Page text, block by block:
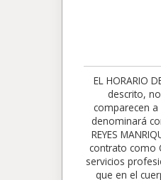
EL HORARIO DE INSTALACION Y ATENCION ES DE LUNES A VIERNES DE 9AM A 6PM *Los trabajos a realizar seran exclusivamente los descritos en este contrato, si no esta descrito, no esta considerado para fabricacion. Ni esta incluido. CONTRATO DE PRESTACIÓN DE SERVICIOS PROFESIONALES Este dia en HERMOSILLO, SONORA, MX, comparecen a celebrar contrato de prestación de servicios profesionales, por una parte el (la) CLIENTE descrito en el Anexo A, a quien para efectos de este contrato se le denominará como EL CLIENTE; y por la otra,ON TIME COCINAS SAS DE CV, con RFC: OTC2107305G3 y en facultades: JOSE ALFONSO MEDINA SILVA Y/O LIRIO DEL CARMEN REYES MANRIQUEZ Y/O DAVID ARTURO RUIZ CERVERA Y/O MANUEL MIGUEL LIMON TRONCOSO Y/O MIGUEL CERVERA CEDILLO a quien se le denominará en el texto de este